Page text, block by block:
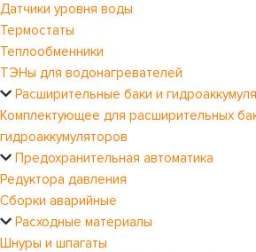
Датчики уровня воды
Термостаты
Теплообменники
ТЭНы для водонагревателей
Расширительные баки и
Комплектующее для расширительных
гидроаккумуляторов
Предохранительная автоматика
Редуктора давления
Сборки аварийные
Расходные материалы
Шнуры и шпагаты